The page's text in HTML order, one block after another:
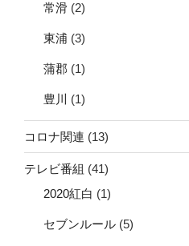
常滑 (2)
東浦 (3)
蒲郡 (1)
豊川 (1)
コロナ関連 (13)
テレビ番組 (41)
2020紅白 (1)
セブンルール (5)